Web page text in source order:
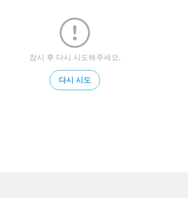
잠시 후 다시 시도해주세요.
다시 시도